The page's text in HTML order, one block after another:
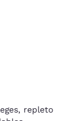
repleto